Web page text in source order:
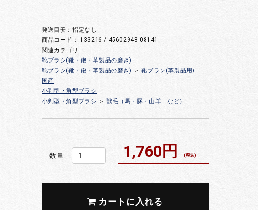
発送目安：指定なし
商品コード：133216 / 45602948 08141
関連カテゴリ :
靴ブラシ(靴・鞄・革製品の磨き)
靴ブラシ(靴・鞄・革製品の磨き) ＞ 靴ブラシ(革製品用)
国産
小判型・角型ブラシ
小判型・角型ブラシ ＞ 獣毛（馬・豚・山羊 など）
数量 1,760円 (税込)
カートに入れる